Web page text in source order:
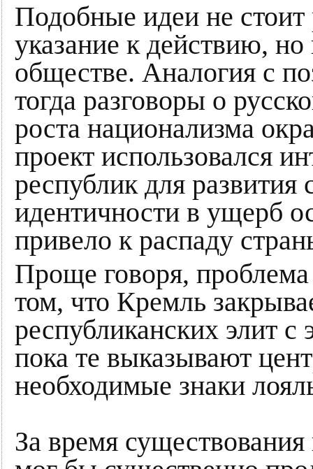
Подобные идеи не стоит
указание к действию,
обществе. Аналогия с
тогда разговоры о
роста национализма
проект использовался
республик для
идентичности в ущерб
привело к распаду
Проще говоря, проблема
том, что Кремль
республиканских элит
пока те выказывают
необходимые знаки
За время